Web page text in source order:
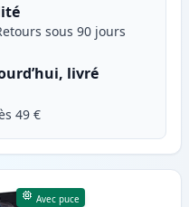
sous 90 jours
livré
49 €
Avec puce